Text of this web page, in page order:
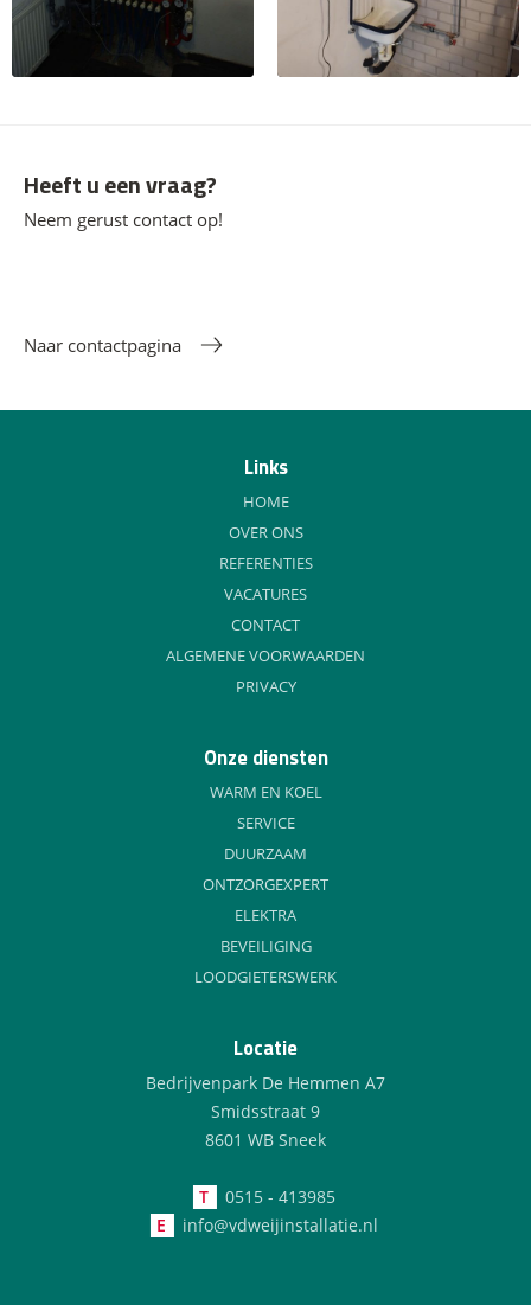
Heeft u een vraag?
Neem gerust contact op!
Naar contactpagina
Links
HOME
OVER ONS
REFERENTIES
VACATURES
CONTACT
ALGEMENE VOORWAARDEN
PRIVACY
Onze diensten
WARM EN KOEL
SERVICE
DUURZAAM
ONTZORGEXPERT
ELEKTRA
BEVEILIGING
LOODGIETERSWERK
Locatie
Bedrijvenpark De Hemmen A7
Smidsstraat 9
8601 WB Sneek
T
0515 - 413985
E
info@vdweijinstallatie.nl